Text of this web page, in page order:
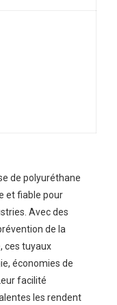
de polyuréthane
et fiable pour
Avec des
de la
ces tuyaux
économies de
facilité
les rendent